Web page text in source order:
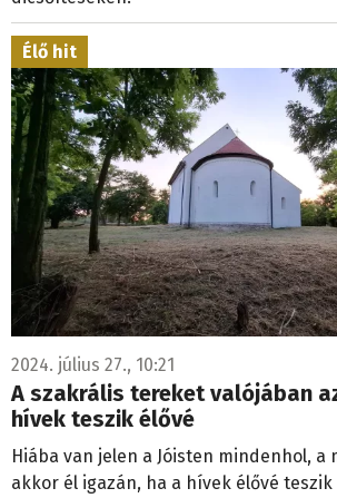
Élő hit
2024. július 27., 10:21
A szakrális tereket valójában
hívek teszik élővé
Hiába van jelen a Jóisten mindenhol,
akkor él igazán, ha a hívek élővé